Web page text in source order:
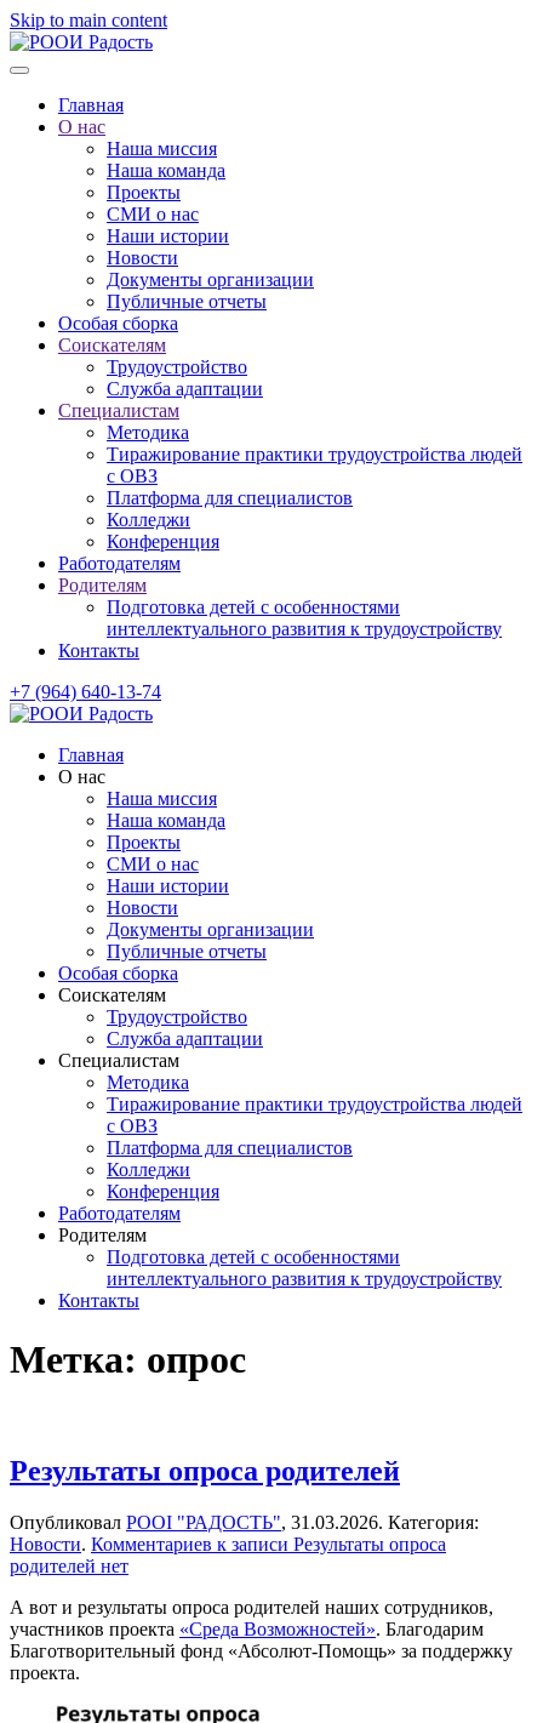
Skip to main content
Главная
О нас
Наша миссия
Наша команда
Проекты
СМИ о нас
Наши истории
Новости
Документы организации
Публичные отчеты
Особая сборка
Соискателям
Трудоустройство
Служба адаптации
Специалистам
Методика
Тиражирование практики трудоустройства людей
с ОВЗ
Платформа для специалистов
Колледжи
Конференция
Работодателям
Родителям
Подготовка детей с особенностями
интеллектуального развития к трудоустройству
Контакты
+7 (964) 640-13-74
Главная
О нас
Наша миссия
Наша команда
Проекты
СМИ о нас
Наши истории
Новости
Документы организации
Публичные отчеты
Особая сборка
Соискателям
Трудоустройство
Служба адаптации
Специалистам
Методика
Тиражирование практики трудоустройства людей
с ОВЗ
Платформа для специалистов
Колледжи
Конференция
Работодателям
Родителям
Подготовка детей с особенностями
интеллектуального развития к трудоустройству
Контакты
Метка: опрос
Результаты опроса родителей
Опубликовал РООІ "РАДОСТЬ", 31.03.2026. Категория:
Новости. Комментариев к записи Результаты опроса
родителей нет
А вот и результаты опроса родителей наших сотрудников,
участников проекта «Среда Возможностей». Благодарим
Благотворительный фонд «Абсолют-Помощь» за поддержку
проекта.